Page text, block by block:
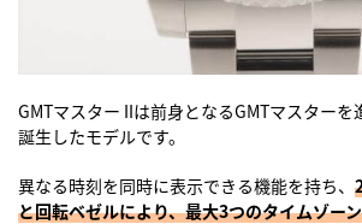
GMTマスター IIは前身となるGMTマスター
誕生したモデルです。
異なる時刻を同時に表示できる機能を持ち、
と回転ベゼルにより、最大3つのタイムゾー